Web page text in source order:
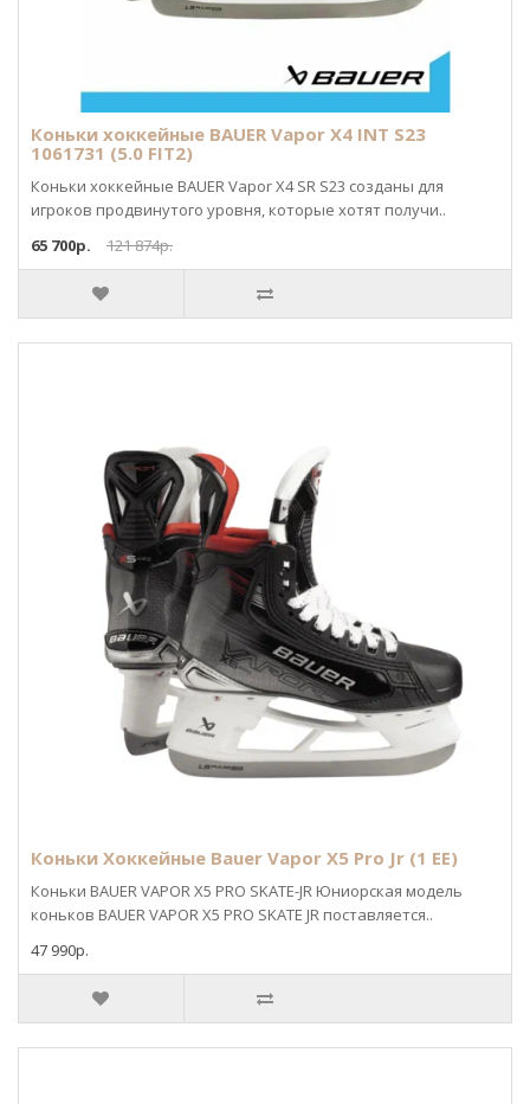
Коньки хоккейные BAUER Vapor X4 INT S23
1061731 (5.0 FIT2)
Коньки хоккейные BAUER Vapor X4 SR S23 созданы для
игроков продвинутого уровня, которые хотят получи..
65 700р.
121 874р.
Коньки Хоккейные Bauer Vapor X5 Pro Jr (1 EE)
Коньки BAUER VAPOR X5 PRO SKATE-JR Юниорская модель
коньков BAUER VAPOR X5 PRO SKATE JR поставляется..
47 990р.